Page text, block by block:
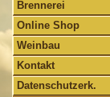
Brennerei
Online Shop
Weinbau
Kontakt
Datenschutzerk.